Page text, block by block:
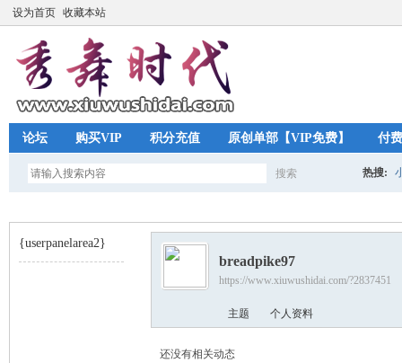
设为首页 收藏本站
论坛 购买VIP 积分充值 原创单部【VIP免费】 付
搜索
索
热搜:
{userpanelarea2}
breadpike97
https://www.xiuwushidai.com/?2837451
主题 个人资料
还没有相关动态